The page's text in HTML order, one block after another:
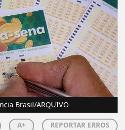
Brasil/ARQUIVO
A+ REPORTAR ERROS